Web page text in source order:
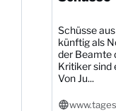
Schüsse
künftig als
der Beamte
Kritiker sind
Von Ju...